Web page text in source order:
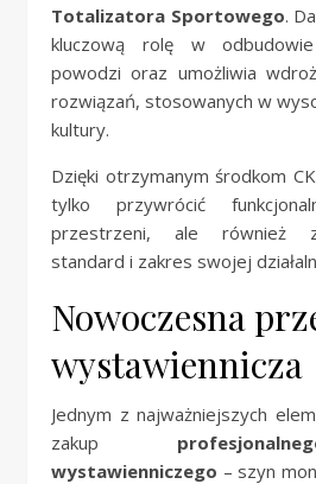
Totalizatora Sportowego.
kluczową rolę w
powodzi oraz umożliwia
rozwiązań, stosowanych w
kultury.
Dzięki otrzymanym środkom
tylko przywrócić
przestrzeni, ale również
standard i zakres swojej
Nowoczesna
wystawiennicza
Jednym z najważniejszych
zakup
wystawienniczego – szyn